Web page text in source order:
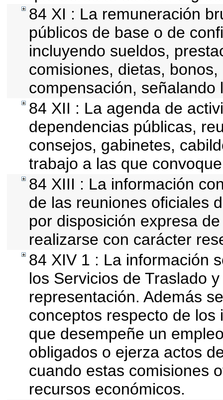
84 XI : La remuneración
públicos de base o de
incluyendo sueldos,
comisiones, dietas,
compensación,
84 XII : La agenda de
dependencias públicas,
consejos, gabinetes,
trabajo a las que
84 XIII : La información
de las reuniones oficiales
por disposición expresa
realizarse con carácter
84 XIV 1 : La información
los Servicios de Traslado
representación. Además
conceptos respecto de
que desempeñe un
obligados o ejerza actos
cuando estas comisiones
recursos económicos.